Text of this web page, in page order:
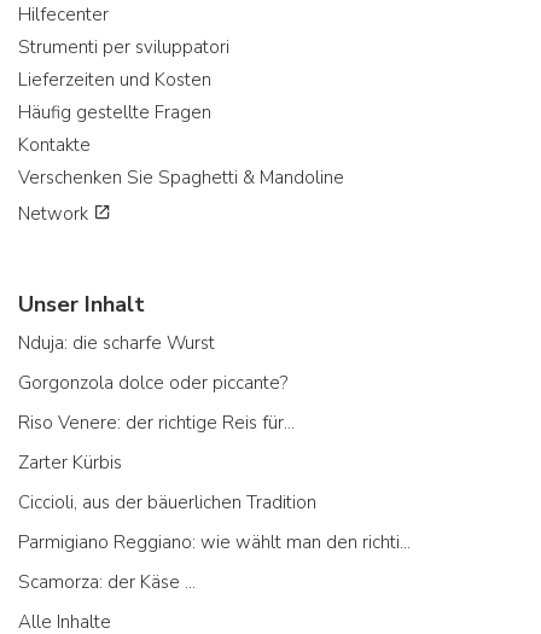
Hilfecenter
Strumenti per sviluppatori
Lieferzeiten und Kosten
Häufig gestellte Fragen
Kontakte
Verschenken Sie Spaghetti & Mandoline
Network
Unser Inhalt
Nduja: die scharfe Wurst
Gorgonzola dolce oder piccante?
Riso Venere: der richtige Reis für...
Zarter Kürbis
Ciccioli, aus der bäuerlichen Tradition
Parmigiano Reggiano: wie wählt man den richtigen aus
Scamorza: der Käse ...
Alle Inhalte